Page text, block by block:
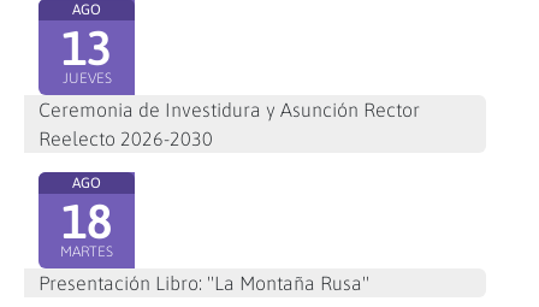
AGO
13
JUEVES
Ceremonia de Investidura y Asunción Rector
Reelecto 2026-2030
AGO
18
MARTES
Presentación Libro: "La Montaña Rusa"